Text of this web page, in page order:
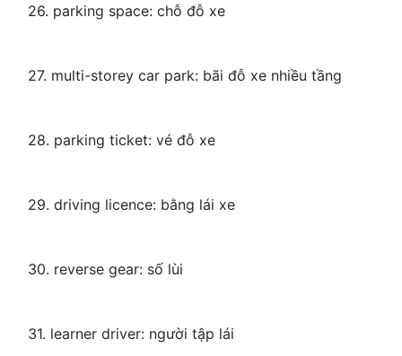
26. parking space: chỗ đỗ xe
27. multi-storey car park: bãi đỗ xe nhiều tầng
28. parking ticket: vé đỗ xe
29. driving licence: bằng lái xe
30. reverse gear: số lùi
31. learner driver: người tập lái